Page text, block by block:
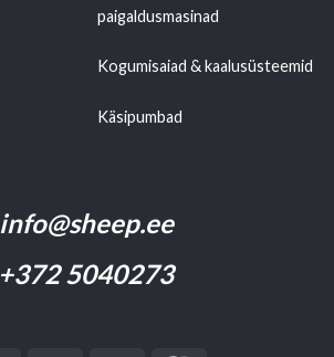
paigaldusmasinad
Kogumisaiad & kaalusüsteemid
Käsipumbad
info@sheep.ee
+372 5040273